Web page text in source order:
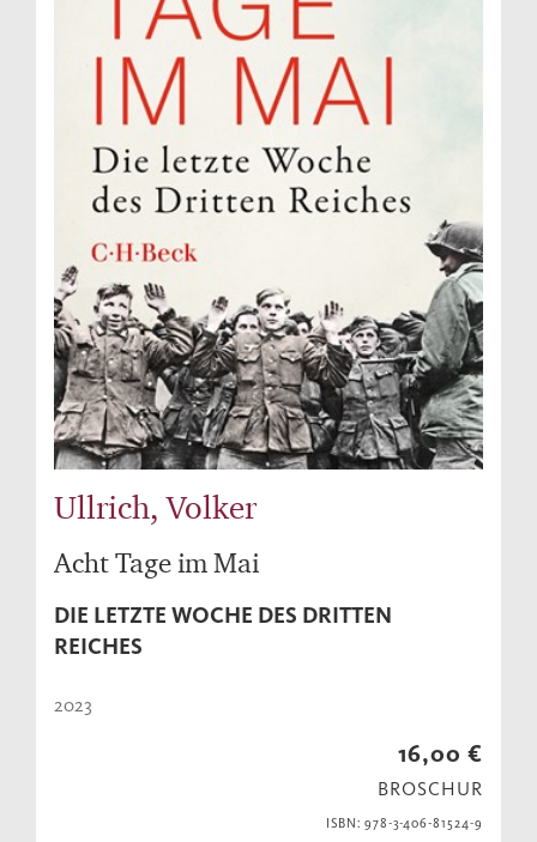
Ullrich, Volker
Acht Tage im Mai
DIE LETZTE WOCHE DES DRITTEN
REICHES
2023
16,00 €
BROSCHUR
ISBN: 978-3-406-81524-9